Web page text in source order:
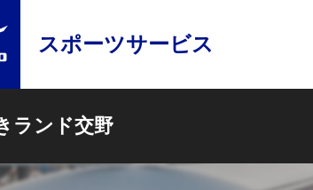
スポーツサービス
ランド交野